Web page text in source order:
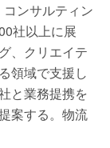
ンサルティン
社以上に展
、クリエイテ
領域で支援し
と業務提携を
案する。物流